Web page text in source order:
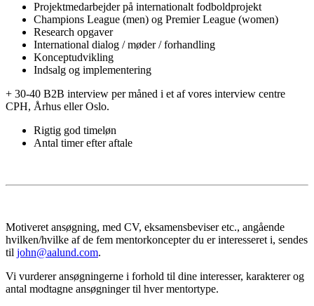
Projektmedarbejder på internationalt fodboldprojekt
Champions League (men) og Premier League (women)
Research opgaver
International dialog / møder / forhandling
Konceptudvikling
Indsalg og implementering
+ 30-40 B2B interview per måned i et af vores interview centre
CPH, Århus eller Oslo.
Rigtig god timeløn
Antal timer efter aftale
Motiveret ansøgning, med CV, eksamensbeviser etc., angående
hvilken/hvilke af de fem mentorkoncepter du er interesseret i, sendes
til john@aalund.com.
Vi vurderer ansøgningerne i forhold til dine interesser, karakterer og
antal modtagne ansøgninger til hver mentortype.